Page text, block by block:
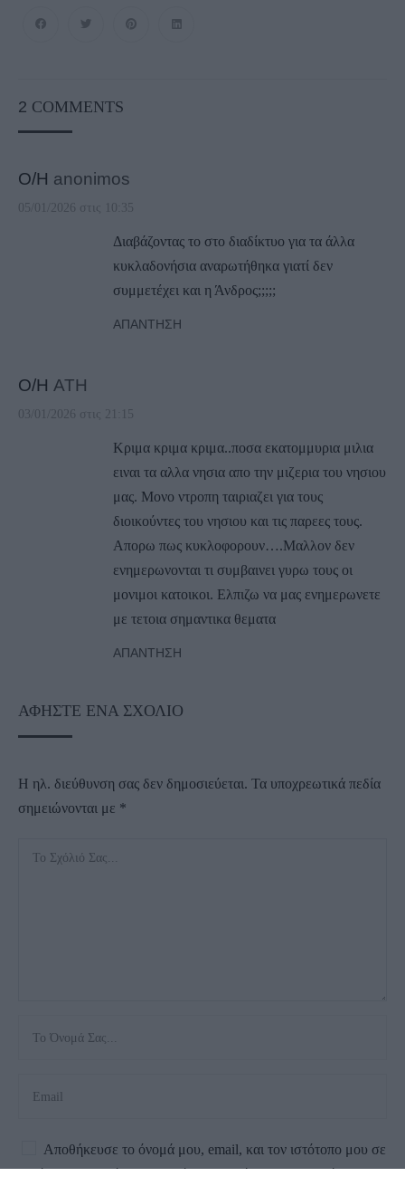
2 COMMENTS
Ο/Η anonimos
05/01/2026 στις 10:35
Διαβάζοντας το στο διαδίκτυο για τα άλλα
κυκλαδονήσια αναρωτήθηκα γιατί δεν
συμμετέχει και η Άνδρος;;;;;
ΑΠΆΝΤΗΣΗ
Ο/Η ATH
03/01/2026 στις 21:15
Κριμα κριμα κριμα..ποσα εκατομμυρια μιλια
ειναι τα αλλα νησια απο την μιζερια του νησιου
μας. Μονο ντροπη ταιριαζει για τους
διοικούντες του νησιου και τις παρεες τους.
Απορω πως κυκλοφορουν….Μαλλον δεν
ενημερωνονται τι συμβαινει γυρω τους οι
μονιμοι κατοικοι. Ελπιζω να μας ενημερωνετε
με τετοια σημαντικα θεματα
ΑΠΆΝΤΗΣΗ
ΑΦΉΣΤΕ ΈΝΑ ΣΧΌΛΙΟ
Η ηλ. διεύθυνση σας δεν δημοσιεύεται. Τα υποχρεωτικά πεδία
σημειώνονται με *
Αποθήκευσε το όνομά μου, email, και τον ιστότοπο μου σε
αυτόν τον πλοηγό για την επόμενη φορά που θα σχολιάσω.